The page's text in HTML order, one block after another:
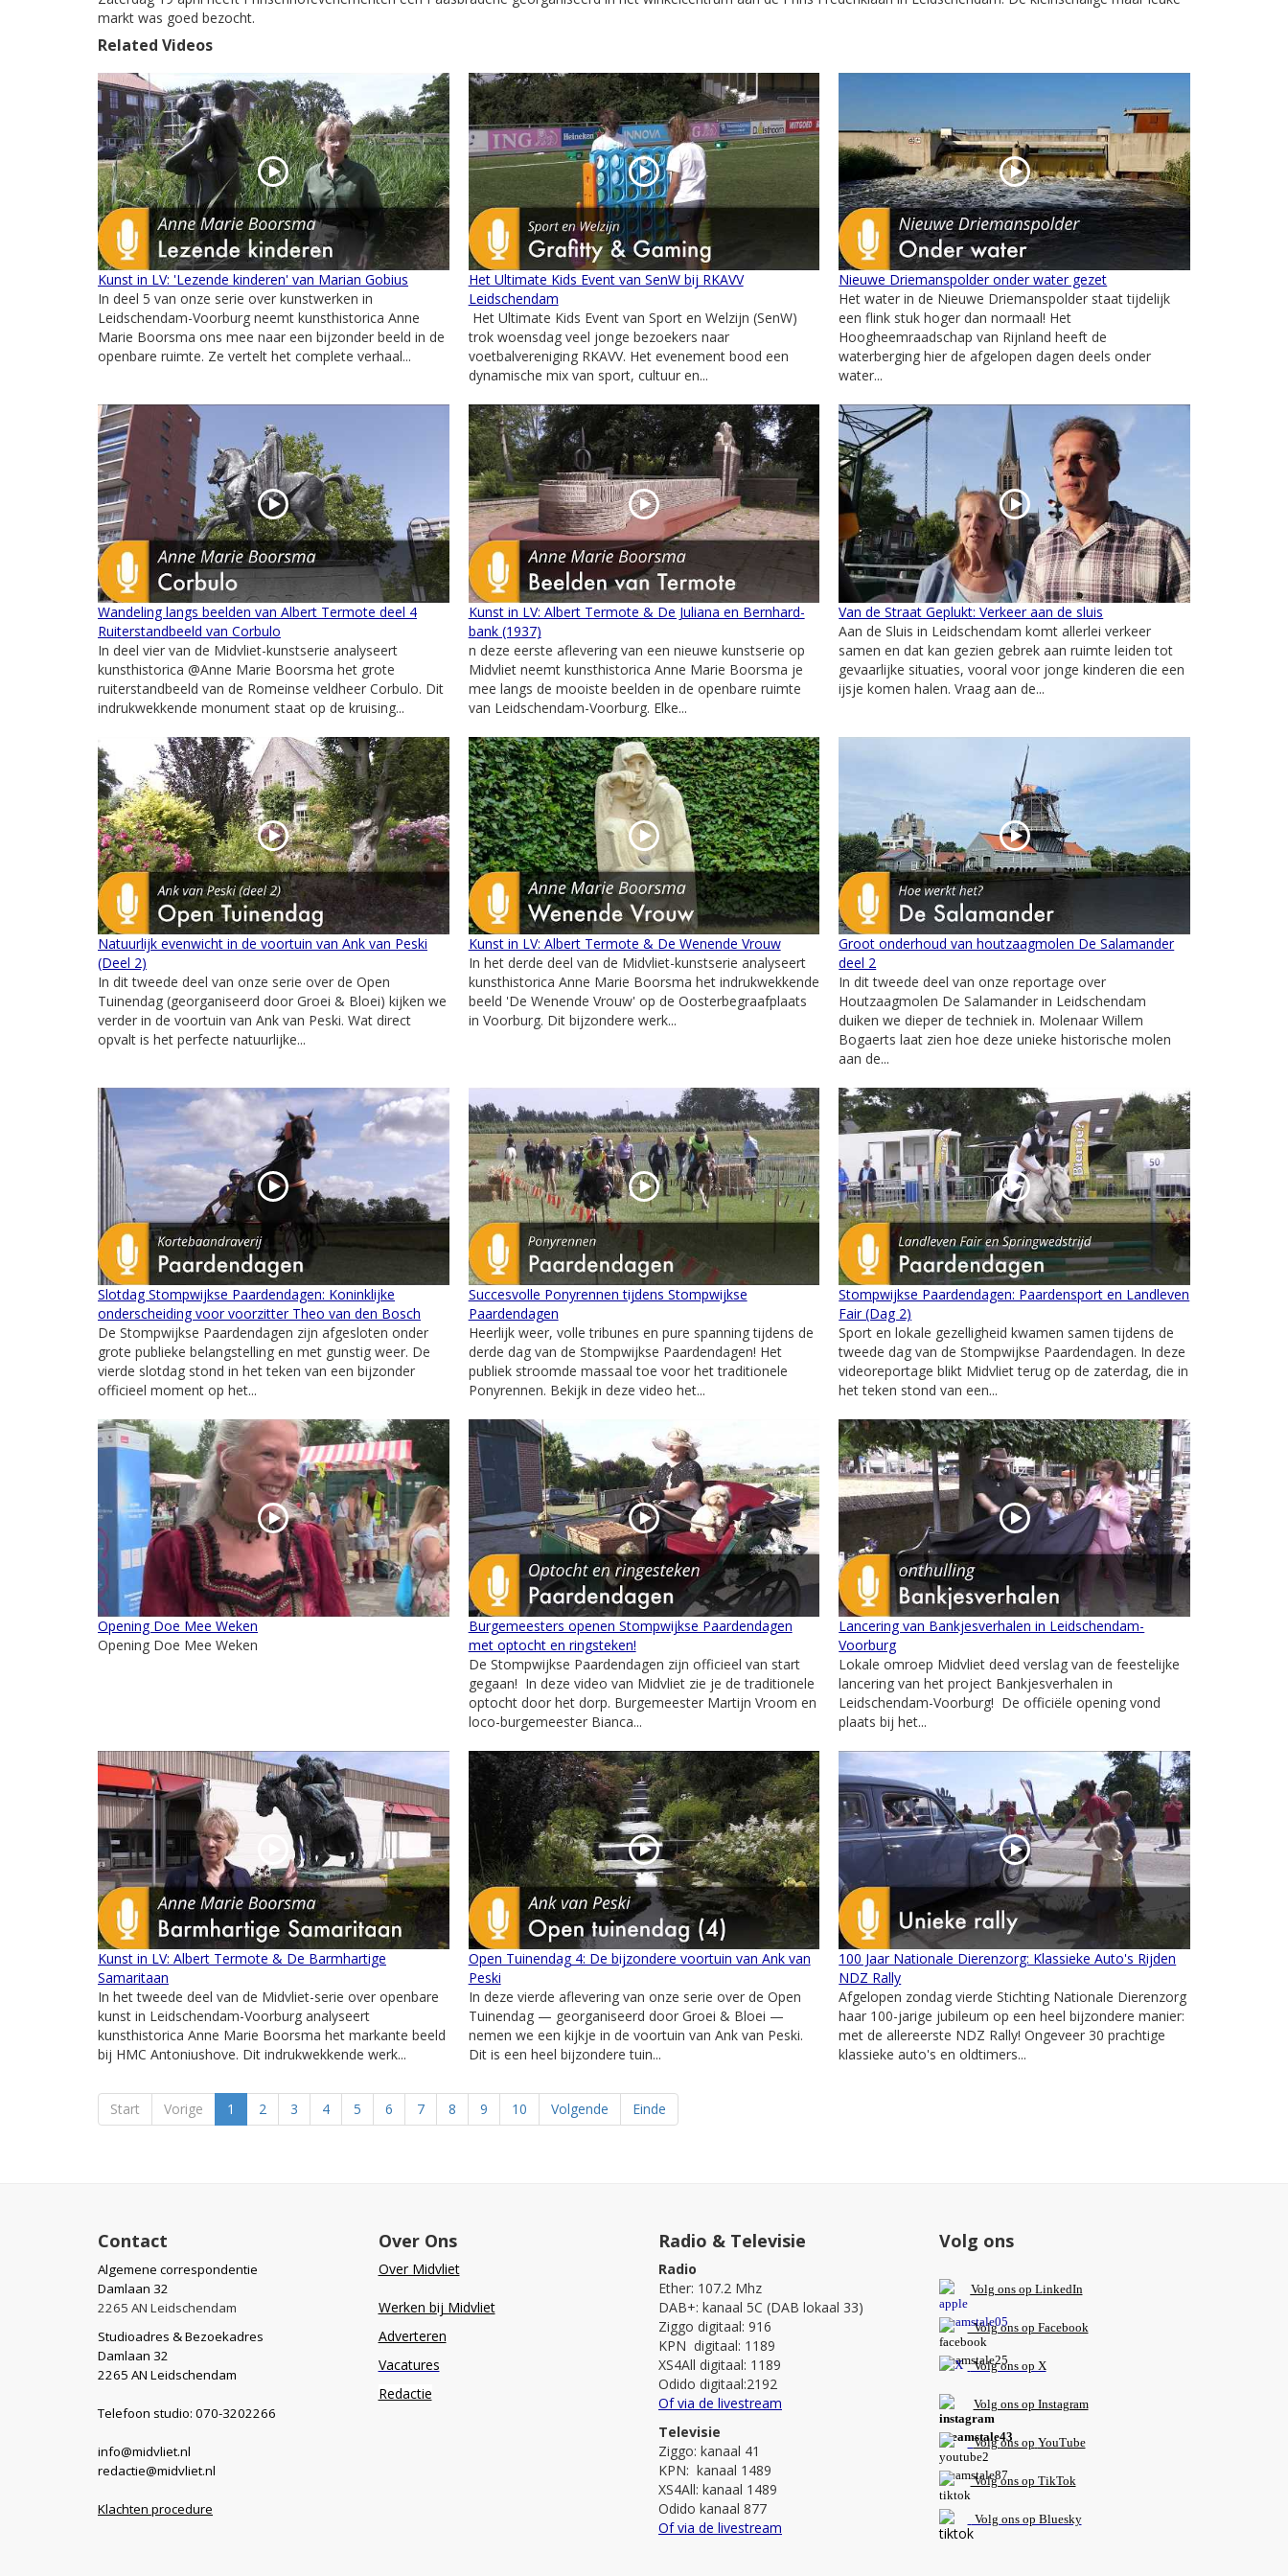
markt was goed bezocht.
Related Videos
Kunst in LV: 'Lezende kinderen' van Marian Gobius
In deel 5 van onze serie over kunstwerken in
Leidschendam-Voorburg neemt kunsthistorica Anne
Marie Boorsma ons mee naar een bijzonder beeld in de
openbare ruimte. Ze vertelt het complete verhaal...
Het Ultimate Kids Event van SenW bij RKAVV
Leidschendam
Het Ultimate Kids Event van Sport en Welzijn (SenW)
trok woensdag veel jonge bezoekers naar
voetbalvereniging RKAVV. Het evenement bood een
dynamische mix van sport, cultuur en...
Nieuwe Driemanspolder onder water gezet
Het water in de Nieuwe Driemanspolder staat tijdelijk
een flink stuk hoger dan normaal! Het
Hoogheemraadschap van Rijnland heeft de
waterberging hier de afgelopen dagen deels onder
water...
Wandeling langs beelden van Albert Termote deel 4
Ruiterstandbeeld van Corbulo
In deel vier van de Midvliet-kunstserie analyseert
kunsthistorica @Anne Marie Boorsma het grote
ruiterstandbeeld van de Romeinse veldheer Corbulo. Dit
indrukwekkende monument staat op de kruising...
Kunst in LV: Albert Termote & De Juliana en Bernhard-
bank (1937)
n deze eerste aflevering van een nieuwe kunstserie op
Midvliet neemt kunsthistorica Anne Marie Boorsma je
mee langs de mooiste beelden in de openbare ruimte
van Leidschendam-Voorburg. Elke...
Van de Straat Geplukt: Verkeer aan de sluis
Aan de Sluis in Leidschendam komt allerlei verkeer
samen en dat kan gezien gebrek aan ruimte leiden tot
gevaarlijke situaties, vooral voor jonge kinderen die een
ijsje komen halen. Vraag aan de...
Natuurlijk evenwicht in de voortuin van Ank van Peski
(Deel 2)
In dit tweede deel van onze serie over de Open
Tuinendag (georganiseerd door Groei & Bloei) kijken we
verder in de voortuin van Ank van Peski. Wat direct
opvalt is het perfecte natuurlijke...
Kunst in LV: Albert Termote & De Wenende Vrouw
In het derde deel van de Midvliet-kunstserie analyseert
kunsthistorica Anne Marie Boorsma het indrukwekkende
beeld 'De Wenende Vrouw' op de Oosterbegraafplaats
in Voorburg. Dit bijzondere werk...
Groot onderhoud van houtzaagmolen De Salamander
deel 2
In dit tweede deel van onze reportage over
Houtzaagmolen De Salamander in Leidschendam
duiken we dieper de techniek in. Molenaar Willem
Bogaerts laat zien hoe deze unieke historische molen
aan de...
Slotdag Stompwijkse Paardendagen: Koninklijke
onderscheiding voor voorzitter Theo van den Bosch
De Stompwijkse Paardendagen zijn afgesloten onder
grote publieke belangstelling en met gunstig weer. De
vierde slotdag stond in het teken van een bijzonder
officieel moment op het...
Succesvolle Ponyrennen tijdens Stompwijkse
Paardendagen
Heerlijk weer, volle tribunes en pure spanning tijdens de
derde dag van de Stompwijkse Paardendagen! Het
publiek stroomde massaal toe voor het traditionele
Ponyrennen. Bekijk in deze video het...
Stompwijkse Paardendagen: Paardensport en Landleven
Fair (Dag 2)
Sport en lokale gezelligheid kwamen samen tijdens de
tweede dag van de Stompwijkse Paardendagen. In deze
videoreportage blikt Midvliet terug op de zaterdag, die in
het teken stond van een...
Opening Doe Mee Weken
Opening Doe Mee Weken
Burgemeesters openen Stompwijkse Paardendagen
met optocht en ringsteken!
De Stompwijkse Paardendagen zijn officieel van start
gegaan! In deze video van Midvliet zie je de traditionele
optocht door het dorp. Burgemeester Martijn Vroom en
loco-burgemeester Bianca...
Lancering van Bankjesverhalen in Leidschendam-
Voorburg
Lokale omroep Midvliet deed verslag van de feestelijke
lancering van het project Bankjesverhalen in
Leidschendam-Voorburg! De officiële opening vond
plaats bij het...
Kunst in LV: Albert Termote & De Barmhartige
Samaritaan
In het tweede deel van de Midvliet-serie over openbare
kunst in Leidschendam-Voorburg analyseert
kunsthistorica Anne Marie Boorsma het markante beeld
bij HMC Antoniushove. Dit indrukwekkende werk...
Open Tuinendag 4: De bijzondere voortuin van Ank van
Peski
In deze vierde aflevering van onze serie over de Open
Tuinendag — georganiseerd door Groei & Bloei —
nemen we een kijkje in de voortuin van Ank van Peski.
Dit is een heel bijzondere tuin...
100 Jaar Nationale Dierenzorg: Klassieke Auto's Rijden
NDZ Rally
Afgelopen zondag vierde Stichting Nationale Dierenzorg
haar 100-jarige jubileum op een heel bijzondere manier:
met de allereerste NDZ Rally! Ongeveer 30 prachtige
klassieke auto's en oldtimers...
Start Vorige 1 2 3 4 5 6 7 8 9 10 Volgende Einde
Contact
Algemene correspondentie
Damlaan 32
2265 AN Leidschendam
Studioadres & Bezoekadres
Damlaan 32
2265 AN Leidschendam
Telefoon studio: 070-3202266
info@midvliet.nl
redactie@midvliet.nl
Klachten procedure
Over Ons
Over Midvliet
Werken bij Midvliet
Adverteren
Vacatures
Redactie
Radio & Televisie
Radio
Ether: 107.2 Mhz
DAB+: kanaal 5C (DAB lokaal 33)
Ziggo digitaal: 916
KPN digitaal: 1189
XS4All digitaal: 1189
Odido digitaal:2192
Of via de livestream
Televisie
Ziggo: kanaal 41
KPN: kanaal 1489
XS4All: kanaal 1489
Odido kanaal 877
Of via de livestream
Volg ons
Volg ons op LinkedIn
Volg ons op Facebook
Volg ons op X
Volg ons op Instagram
Volgons op YouTube
Volg ons op TikTok
Volg ons op Bluesky